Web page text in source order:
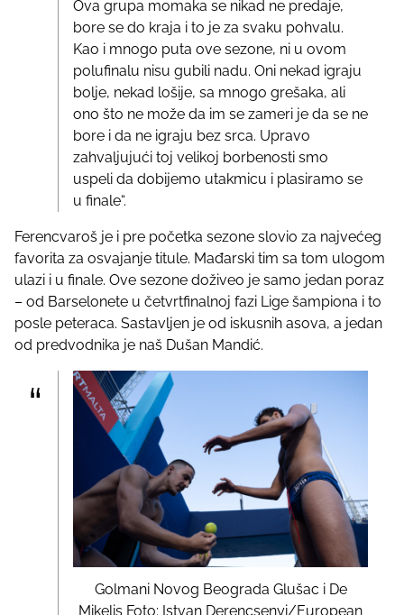
Ova grupa momaka se nikad ne predaje,
bore se do kraja i to je za svaku pohvalu.
Kao i mnogo puta ove sezone, ni u ovom
polufinalu nisu gubili nadu. Oni nekad igraju
bolje, nekad lošije, sa mnogo grešaka, ali
ono što ne može da im se zameri je da se ne
bore i da ne igraju bez srca. Upravo
zahvaljujući toj velikoj borbenosti smo
uspeli da dobijemo utakmicu i plasiramo se
u finale“.
Ferencvaroš je i pre početka sezone slovio za najvećeg
favorita za osvajanje titule. Mađarski tim sa tom ulogom
ulazi i u finale. Ove sezone doživeo je samo jedan poraz
– od Barselonete u četvrtfinalnoj fazi Lige šampiona i to
posle peteraca. Sastavljen je od iskusnih asova, a jedan
od predvodnika je naš Dušan Mandić.
Golmani Novog Beograda Glušac i De
Mikelis Foto: Istvan Derencsenyi/European